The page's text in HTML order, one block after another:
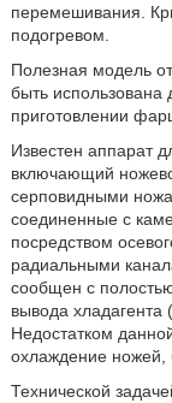
перемешивания.
подогревом.
Полезная модель
быть использована
приготовлении
Известен аппарат
включающий
серповидными
соединенные с
посредством
радиальными
сообщен с
вывода
Недостатком
охлаждение ножей,
Технической